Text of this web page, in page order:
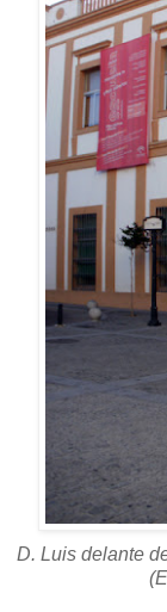
D. Luis delante